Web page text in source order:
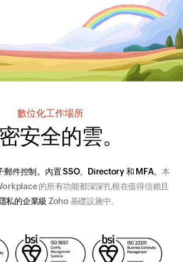
數位化工作場所
安全的雲。
郵件控制。內置 SSO、Directory 和 MFA。 本
的所有功能都深深扎根在值得信賴且
私的企業級 Zoho 基礎設施中。